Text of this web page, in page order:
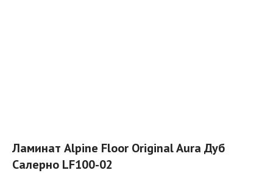
Ламинат Alpine Floor Original Aura Дуб
Салерно LF100-02